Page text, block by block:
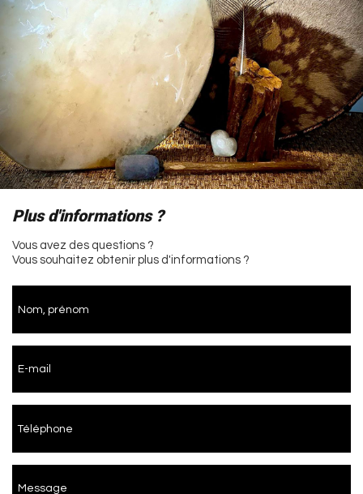
Plus d'informations ?
Vous avez des questions ?
Vous souhaitez obtenir plus d'informations ?
Nom, prénom
E-mail
Téléphone
Message